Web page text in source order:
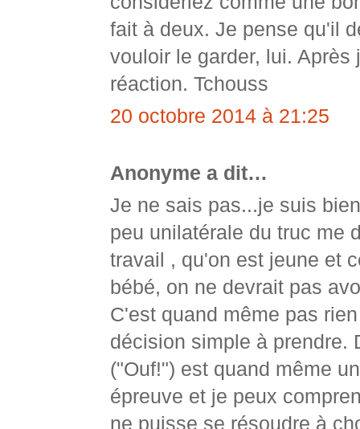
fait à deux. Je pense qu'il
vouloir le garder, lui.
réaction. Tchouss
20 octobre 2014 à 21:25
Anonyme a dit…
Je ne sais pas...je suis
peu unilatérale du truc me
travail , qu'on est jeune et
bébé, on ne devrait pas
C'est quand même pas
décision simple à prendre.
("Ouf!") est quand même
épreuve et je peux
ne puisse se résoudre à